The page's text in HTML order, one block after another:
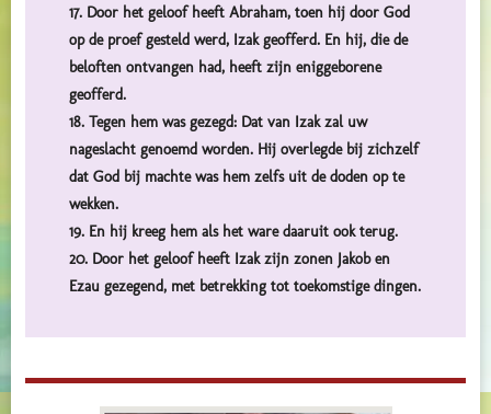
17. Door het geloof heeft Abraham, toen hij door God
op de proef gesteld werd, Izak geofferd. En hij, die de
beloften ontvangen had, heeft zijn eniggeborene
geofferd.
18. Tegen hem was gezegd: Dat van Izak zal uw
nageslacht genoemd worden. Hij overlegde bij zichzelf
dat God bij machte was hem zelfs uit de doden op te
wekken.
19. En hij kreeg hem als het ware daaruit ook terug.
20. Door het geloof heeft Izak zijn zonen Jakob en
Ezau gezegend, met betrekking tot toekomstige dingen.